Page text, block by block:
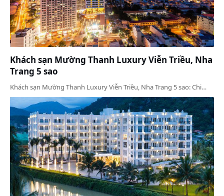
Khách sạn Mường Thanh Luxury Viễn Triều, Nha
Trang 5 sao
Khách sạn Mường Thanh Luxury Viễn Triều, Nha Trang 5 sao: Chi…